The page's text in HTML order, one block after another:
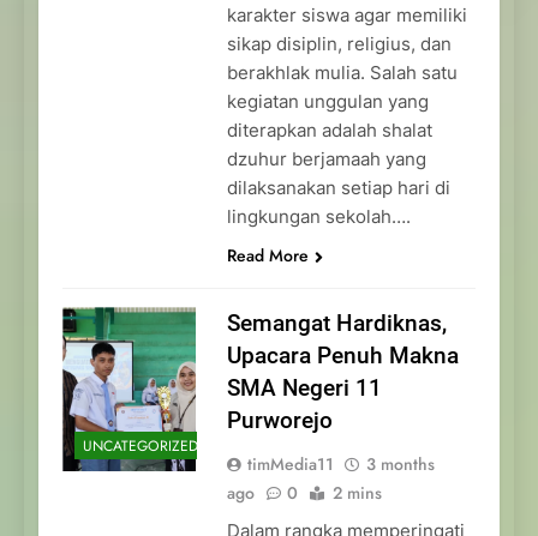
karakter siswa agar memiliki
sikap disiplin, religius, dan
berakhlak mulia. Salah satu
kegiatan unggulan yang
diterapkan adalah shalat
dzuhur berjamaah yang
dilaksanakan setiap hari di
lingkungan sekolah….
Read More
UNCATEGORIZED
Semangat Hardiknas,
Upacara Penuh Makna
SMA Negeri 11
Purworejo
timMedia11
3 months
ago
0 2 mins
Dalam rangka memperingati